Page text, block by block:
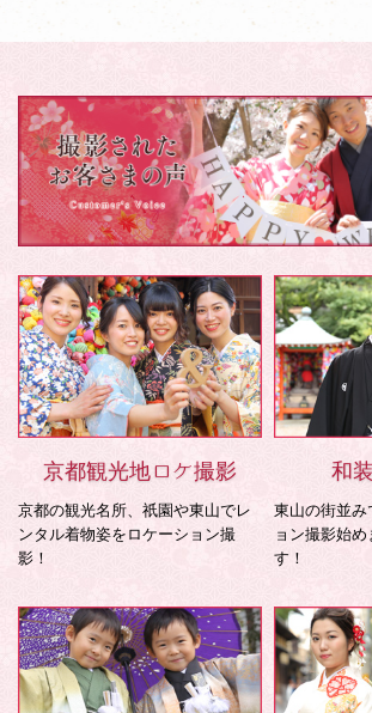
京都観光地ロケ撮影
京都の観光名所、祇園や東山でレ
ンタル着物姿をロケーション撮
影！
和
東山の街並み
ョン撮影始
す！